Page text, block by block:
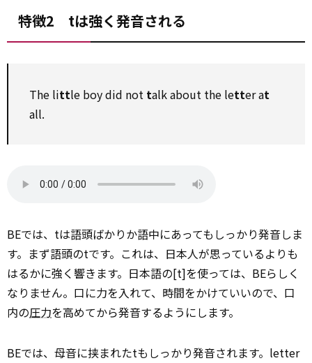
特徴2 tは強く発音される
The little boy did not talk about the letter at
all.
BEでは、tは語頭ばかりか語中にあってもしっかり発音しま
す。まず語頭のtです。これは、日本人が思っているよりも
はるかに強く響きます。日本語の[t]を使っては、BEらしく
なりません。口に力を入れて、時間をかけていいので、口
内の圧力を高めてから発音するようにします。
BEでは、母音に挟まれたtもしっかり発音されます。letter